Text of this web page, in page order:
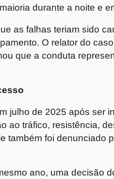
durante a noite e
as falhas teriam sido
O relator do
que a conduta
julho de 2025 após ser
ao tráfico, resistência,
também foi denunciado
ano, uma decisão